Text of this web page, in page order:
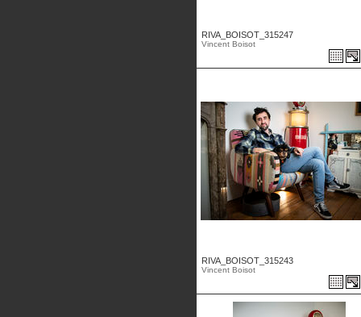
RIVA_BOISOT_315247
Vincent Boisot
RIVA_BOISOT_315243
Vincent Boisot